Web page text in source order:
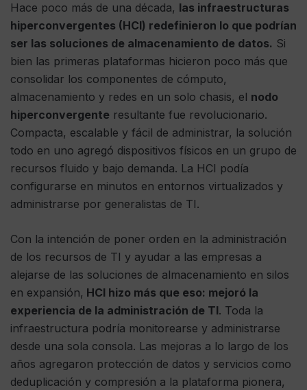
Hace poco más de una década, las infraestructuras
hiperconvergentes (HCI) redefinieron lo que podrían
ser las soluciones de almacenamiento de datos. Si
bien las primeras plataformas hicieron poco más que
consolidar los componentes de cómputo,
almacenamiento y redes en un solo chasis, el nodo
hiperconvergente resultante fue revolucionario.
Compacta, escalable y fácil de administrar, la solución
todo en uno agregó dispositivos físicos en un grupo de
recursos fluido y bajo demanda. La HCI podía
configurarse en minutos en entornos virtualizados y
administrarse por generalistas de TI.
Con la intención de poner orden en la administración
de los recursos de TI y ayudar a las empresas a
alejarse de las soluciones de almacenamiento en silos
en expansión, HCI hizo más que eso: mejoró la
experiencia de la administración de TI. Toda la
infraestructura podría monitorearse y administrarse
desde una sola consola. Las mejoras a lo largo de los
años agregaron protección de datos y servicios como
deduplicación y compresión a la plataforma pionera,